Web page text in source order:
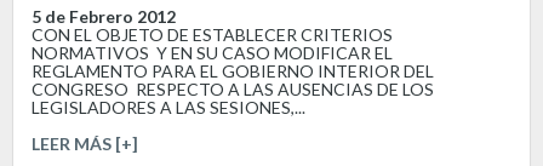
5 de Febrero 2012
CON EL OBJETO DE ESTABLECER CRITERIOS
NORMATIVOS Y EN SU CASO MODIFICAR EL
REGLAMENTO PARA EL GOBIERNO INTERIOR DEL
CONGRESO RESPECTO A LAS AUSENCIAS DE LOS
LEGISLADORES A LAS SESIONES,...
LEER MÁS [+]